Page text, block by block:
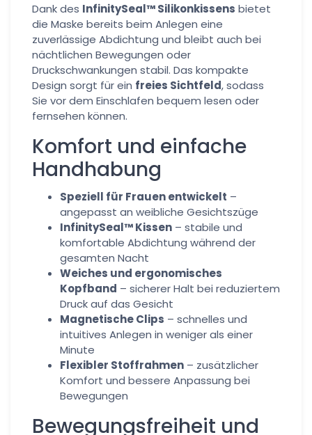
Dank des InfinitySeal™ Silikonkissens bietet
die Maske bereits beim Anlegen eine
zuverlässige Abdichtung und bleibt auch bei
nächtlichen Bewegungen oder
Druckschwankungen stabil. Das kompakte
Design sorgt für ein freies Sichtfeld, sodass
Sie vor dem Einschlafen bequem lesen oder
fernsehen können.
Komfort und einfache
Handhabung
Speziell für Frauen entwickelt –
angepasst an weibliche Gesichtszüge
InfinitySeal™ Kissen – stabile und
komfortable Abdichtung während der
gesamten Nacht
Weiches und ergonomisches
Kopfband – sicherer Halt bei reduziertem
Druck auf das Gesicht
Magnetische Clips – schnelles und
intuitives Anlegen in weniger als einer
Minute
Flexibler Stoffrahmen – zusätzlicher
Komfort und bessere Anpassung bei
Bewegungen
Bewegungsfreiheit und